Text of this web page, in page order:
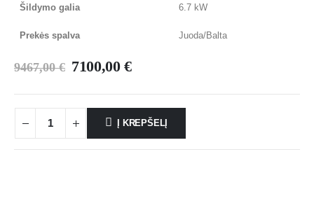
Šildymo galia 6.7 kW
Prekės spalva Juoda/Balta
9467,00€ 7100,00 €
Į KREPŠELĮ